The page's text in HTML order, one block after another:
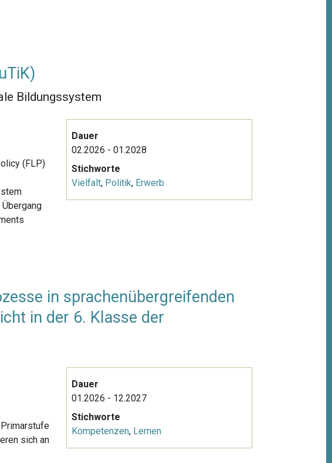
Bildungssystem
(FLP)
Dauer
02.2026 - 01.2028
Stichworte
Vielfalt, Politik, Erwerb
in sprachenübergreifenden
in der 6. Klasse der
sich an
Dauer
01.2026 - 12.2027
Stichworte
Kompetenzen, Lernen